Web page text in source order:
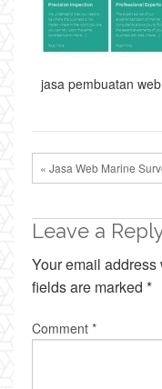
jasa pembuatan
« Jasa Web Marine
Leave a
Your email
fields are marked *
Comment *